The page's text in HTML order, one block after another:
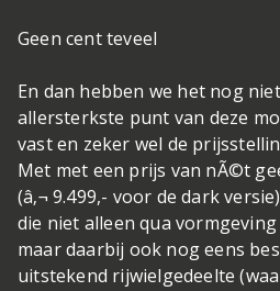
Geen cent teveel
En dan hebben we het nog
allersterkste punt van deze
vast en zeker wel de
Met met een prijs van nÃ©t
(â‚¬ 9.499,- voor de dark
die niet alleen qua
maar daarbij ook nog eens
uitstekend rijwielgedeelte